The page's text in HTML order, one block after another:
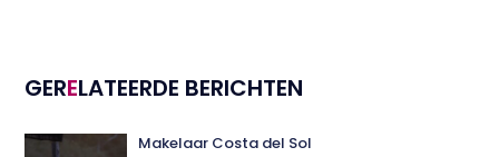
GERELATEERDE BERICHTEN
Makelaar Costa del Sol